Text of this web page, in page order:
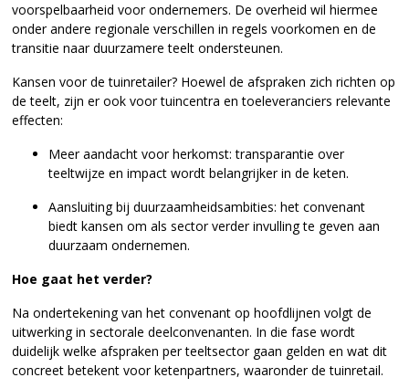
voorspelbaarheid voor ondernemers. De overheid wil hiermee
onder andere regionale verschillen in regels voorkomen en de
transitie naar duurzamere teelt ondersteunen.
Kansen voor de tuinretailer? Hoewel de afspraken zich richten op
de teelt, zijn er ook voor tuincentra en toeleveranciers relevante
effecten:
Meer aandacht voor herkomst: transparantie over
teeltwijze en impact wordt belangrijker in de keten.
Aansluiting bij duurzaamheidsambities: het convenant
biedt kansen om als sector verder invulling te geven aan
duurzaam ondernemen.
Hoe gaat het verder?
Na ondertekening van het convenant op hoofdlijnen volgt de
uitwerking in sectorale deelconvenanten. In die fase wordt
duidelijk welke afspraken per teeltsector gaan gelden en wat dit
concreet betekent voor ketenpartners, waaronder de tuinretail.